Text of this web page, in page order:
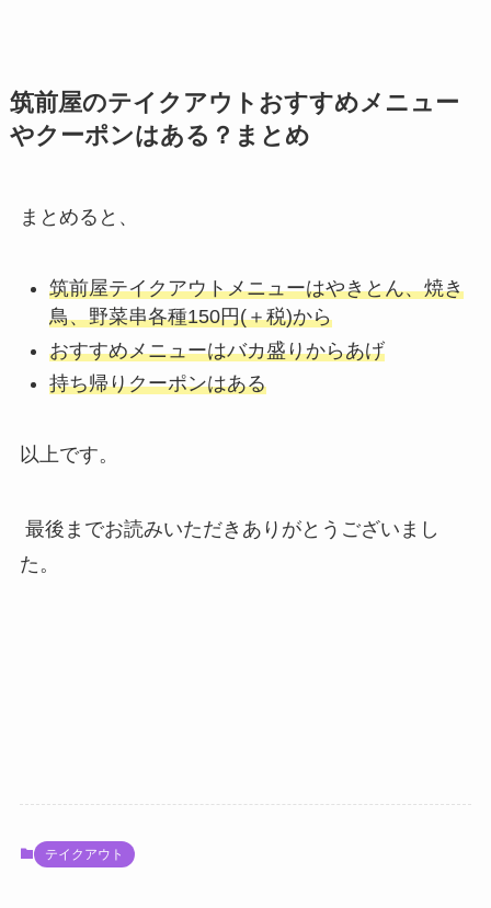
筑前屋のテイクアウトおすすめメニュー
やクーポンはある？まとめ
まとめると、
筑前屋テイクアウトメニューはやきとん、焼き
鳥、野菜串各種150円(＋税)から
おすすめメニューはバカ盛りからあげ
持ち帰りクーポンはある
以上です。
最後までお読みいただきありがとうございまし
た。
テイクアウト